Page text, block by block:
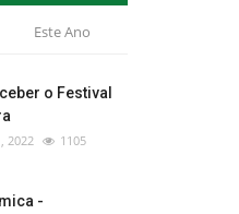
Este Ano
o Festival
2022 1105
-